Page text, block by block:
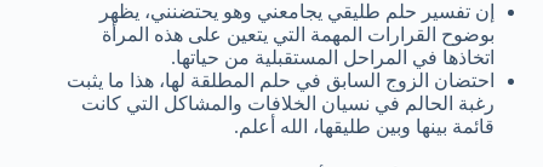
إن تفسير حلم طليقي يجامعني وهو يحتضنني، يظهر
بوضوح القرارات المهمة التي يتعين على هذه المرأة
اتخاذها في المراحل المستقبلية من حياتها.
احتضان الزوج السابق في حلم المطلقة لها، هذا ما يثبت
رغبة الحالم في نسيان الخلافات والمشاكل التي كانت
قائمة بينها وبين طليقها، الله أعلم.